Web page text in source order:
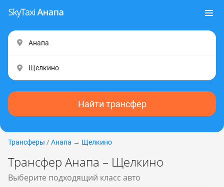
Найти трансфер
Трансферы / Анапа → Щелкино
Трансфер Анапа – Щелкино
Выберите подходящий класс авто